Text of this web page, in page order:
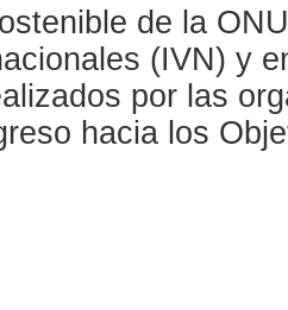
de la
(IVN) y
por las
hacia los